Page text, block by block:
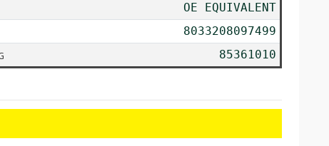
OE EQUIVALENT
8033208097499
85361010